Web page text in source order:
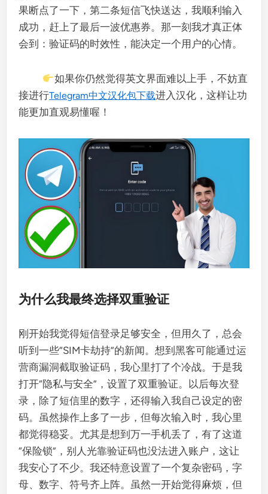
果断点了一下，第二条短信飞快送达，我顺利输入
成功，赶上了最后一波优惠券。那一刻我才真正体
会到：验证码的时效性，能决定一个用户的心情。
如果你仍然觉得英文界面难以上手，不妨直
接进行Telegram中文汉化包下载进入汉化，这样让功
能更加直观易懂喔！
为什么我最终选择双重验证
刚开始我觉得短信登录足够安全，但用久了，总会
听到一些“SIM卡劫持”的新闻。想到黑客可能通过运
营商漏洞截取验证码，我心里打了个冷战。于是我
打开“隐私与安全”，设置了双重验证。以后每次登
录，除了短信里的数字，还得输入我自己设定的密
码。虽然操作上多了一步，但每次输入时，我心里
都觉得稳妥。尤其是想到万一手机丢了，有了这道
“保险锁”，别人光靠验证码也没法进入账户，这让
我安心了不少。我还特意设置了一个复杂密码，字
母、数字、符号齐上阵。虽然一开始觉得麻烦，但